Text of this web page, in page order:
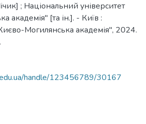
; Національний університет
академія" [та ін.]. - Київ :
Могилянська академія", 2024.
handle/123456789/30167